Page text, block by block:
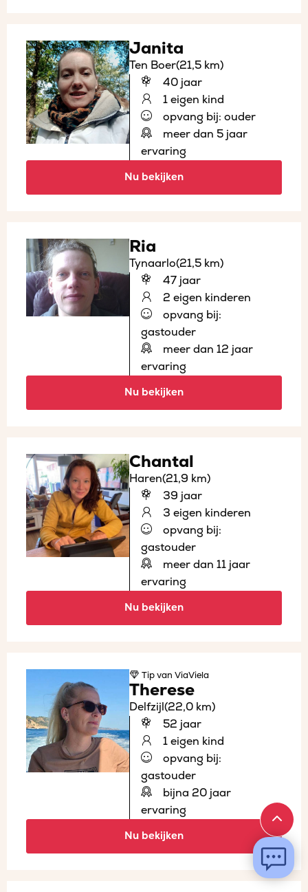
Janita
Ten Boer(21,5 km)
40 jaar
1 eigen kind
opvang bij: ouder
meer dan 5 jaar
ervaring
Nu bekijken
Ria
Tynaarlo(21,5 km)
47 jaar
2 eigen kinderen
opvang bij:
gastouder
meer dan 12 jaar
ervaring
Nu bekijken
Chantal
Haren(21,9 km)
39 jaar
3 eigen kinderen
opvang bij:
gastouder
meer dan 11 jaar
ervaring
Nu bekijken
Tipvan ViaViela
Therese
Delfzijl(22,0 km)
52 jaar
1 eigen kind
opvang bij:
gastouder
bijna 20 jaar
ervaring
Nu bekijken